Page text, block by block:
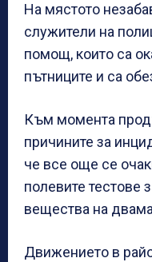
На мястото
служители на
помощ, които са
пътниците и са
Към момента
причините за
че все още се
полевите тестове
вещества на
Движението в